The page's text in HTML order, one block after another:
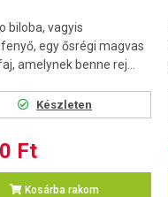
biloba, vagyis
egy ősrégi magvas
amelynek benne rej...
Készleten
Ft
Kosárba rakom